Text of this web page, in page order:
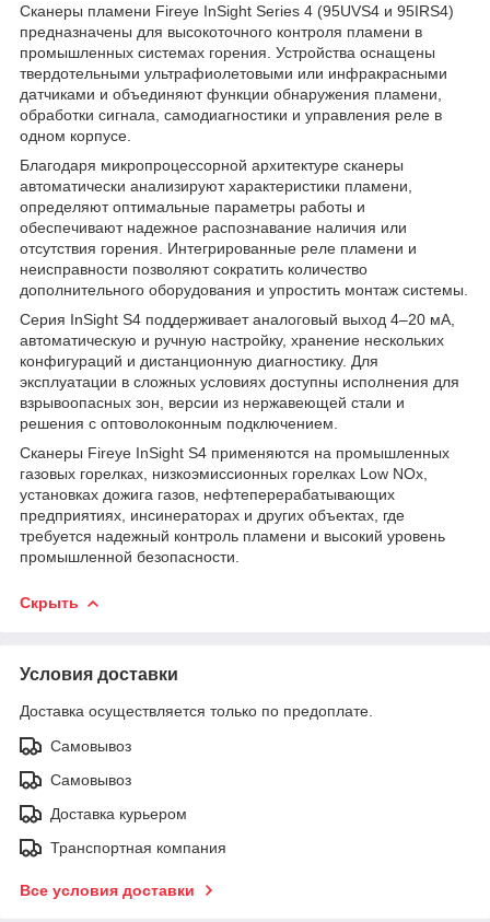
Сканеры пламени Fireye InSight Series 4 (95UVS4 и 95IRS4)
предназначены для высокоточного контроля пламени в
промышленных системах горения. Устройства оснащены
твердотельными ультрафиолетовыми или инфракрасными
датчиками и объединяют функции обнаружения пламени,
обработки сигнала, самодиагностики и управления реле в
одном корпусе.
Благодаря микропроцессорной архитектуре сканеры
автоматически анализируют характеристики пламени,
определяют оптимальные параметры работы и
обеспечивают надежное распознавание наличия или
отсутствия горения. Интегрированные реле пламени и
неисправности позволяют сократить количество
дополнительного оборудования и упростить монтаж системы.
Серия InSight S4 поддерживает аналоговый выход 4–20 мА,
автоматическую и ручную настройку, хранение нескольких
конфигураций и дистанционную диагностику. Для
эксплуатации в сложных условиях доступны исполнения для
взрывоопасных зон, версии из нержавеющей стали и
решения с оптоволоконным подключением.
Сканеры Fireye InSight S4 применяются на промышленных
газовых горелках, низкоэмиссионных горелках Low NOx,
установках дожига газов, нефтеперерабатывающих
предприятиях, инсинераторах и других объектах, где
требуется надежный контроль пламени и высокий уровень
промышленной безопасности.
Скрыть
Условия доставки
Доставка осуществляется только по предоплате.
Самовывоз
Самовывоз
Доставка курьером
Транспортная компания
Все условия доставки